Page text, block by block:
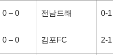
0 – 0 전남드래 0-1
0 – 0 김포FC 2-1